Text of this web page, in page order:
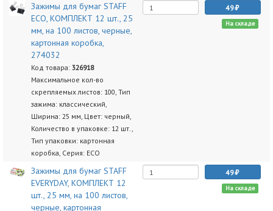
Зажимы для бумаг STAFF
ECO, КОМПЛЕКТ 12 шт., 25
мм, на 100 листов, черные,
картонная коробка,
274032
Код товара: 326918
Максимальное кол-во
скрепляемых листов: 100, Тип
зажима: классический,
Ширина: 25 мм, Цвет: черный,
Количество в упаковке: 12 шт.,
Тип упаковки: картонная
коробка, Серия: ECO
49
На складе
Зажимы для бумаг STAFF
EVERYDAY, КОМПЛЕКТ 12
шт., 25 мм, на 100 листов,
черные, картонная
49
На складе